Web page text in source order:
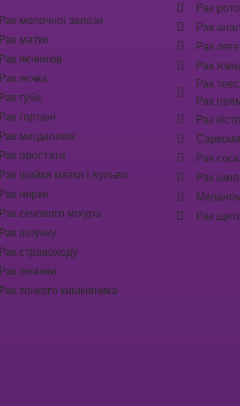
Рак молочної залози
Рак матки
Рак яєчників
Рак яєчка
Рак губи
Рак гортані
Рак мигдаликів
Рак простати
Рак шийки матки і вульви
Рак нирки
Рак сечового міхура
Рак шлунку
Рак стравоходу
Рак печінки
Рак тонкого кишківника
Рак
Рак
Рак
Рак
Рак
Рак
Рак
Рак
Рак
Рак